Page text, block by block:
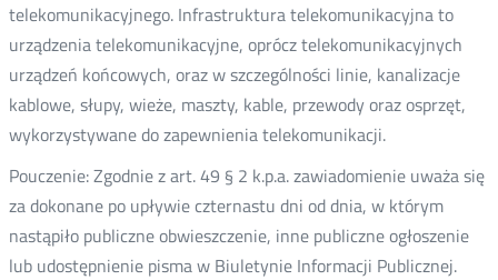
telekomunikacyjnego. Infrastruktura telekomunikacyjna to
urządzenia telekomunikacyjne, oprócz telekomunikacyjnych
urządzeń końcowych, oraz w szczególności linie, kanalizacje
kablowe, słupy, wieże, maszty, kable, przewody oraz osprzęt,
wykorzystywane do zapewnienia telekomunikacji.
Pouczenie: Zgodnie z art. 49 § 2 k.p.a. zawiadomienie uważa się
za dokonane po upływie czternastu dni od dnia, w którym
nastąpiło publiczne obwieszczenie, inne publiczne ogłoszenie
lub udostępnienie pisma w Biuletynie Informacji Publicznej.